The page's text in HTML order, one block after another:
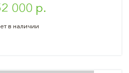
000 р.
в наличии